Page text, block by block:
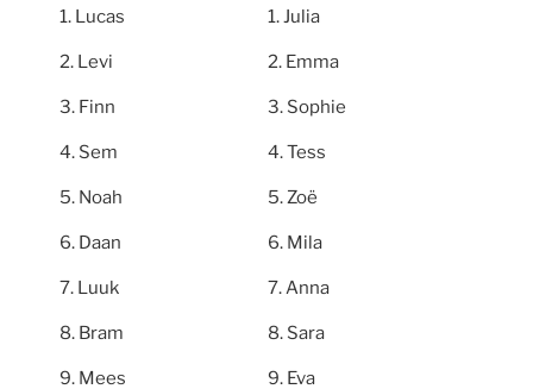
Lucas
Levi
Finn
Sem
Noah
Daan
Luuk
Bram
Mees
Julia
Emma
Sophie
Tess
Zoë
Mila
Anna
Sara
Eva